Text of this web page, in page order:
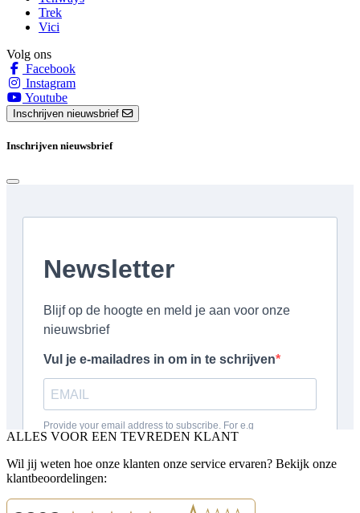
Trek
Vici
Volg ons
Facebook
Instagram
Youtube
Inschrijven nieuwsbrief
Inschrijven nieuwsbrief
ALLES VOOR EEN TEVREDEN KLANT
Wil jij weten hoe onze klanten onze service ervaren? Bekijk onze
klantbeoordelingen: